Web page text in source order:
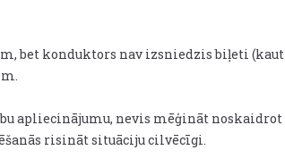
bet konduktors nav izsniedzis biļeti (kaut
apliecinājumu, nevis mēģināt noskaidrot
risināt situāciju cilvēcīgi.